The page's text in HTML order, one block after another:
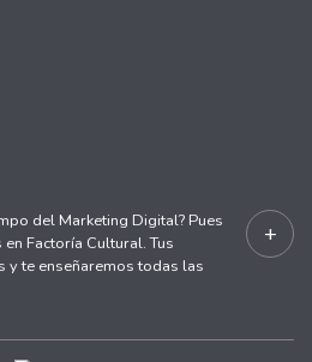
del Marketing Digital? Pues
Factoría Cultural. Tus
te enseñaremos todas las
+